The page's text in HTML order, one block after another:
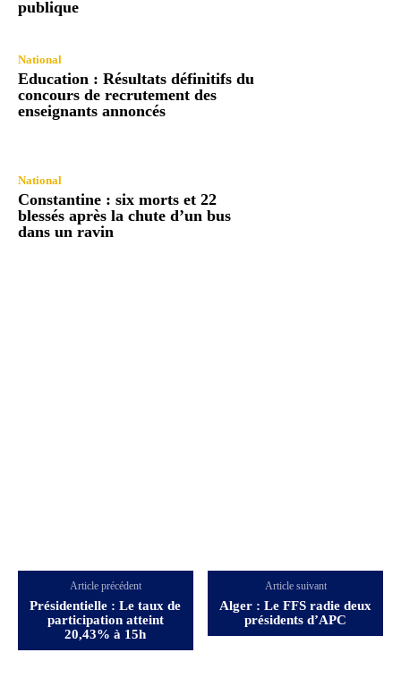
publique
National
Education : Résultats définitifs du
concours de recrutement des
enseignants annoncés
National
Constantine : six morts et 22
blessés après la chute d’un bus
dans un ravin
Article précédent
Présidentielle : Le taux de
participation atteint
20,43% à 15h
Article suivant
Alger : Le FFS radie deux
présidents d’APC